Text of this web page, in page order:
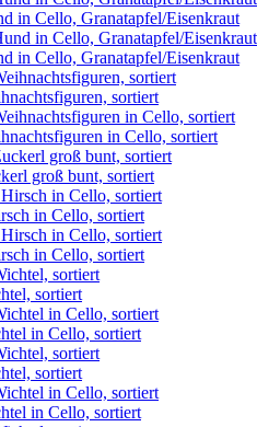
in Cello, Granatapfel/Eisenkraut
in Cello, Granatapfel/Eisenkraut
sortiert
in Cello, sortiert
groß bunt, sortiert
in Cello, sortiert
in Cello, sortiert
sortiert
in Cello, sortiert
sortiert
in Cello, sortiert